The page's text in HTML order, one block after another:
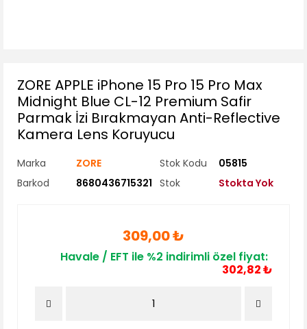
ZORE APPLE iPhone 15 Pro 15 Pro Max
Midnight Blue CL-12 Premium Safir
Parmak İzi Bırakmayan Anti-Reflective
Kamera Lens Koruyucu
Marka ZORE Stok Kodu
05815
Barkod
8680436715321 Stok Stokta Yok
309,00 ₺
Havale / EFT ile %2 indirimli özel fiyat:
302,82 ₺